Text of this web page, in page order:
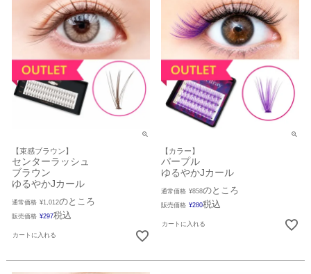
【束感ブラウン】
センターラッシュ
ブラウン
ゆるやかJカール
通常価格 ¥1,012のところ
販売価格 ¥297税込
カートに入れる
【カラー】
パープル
ゆるやかJカール
通常価格 ¥858のところ
販売価格 ¥280税込
カートに入れる